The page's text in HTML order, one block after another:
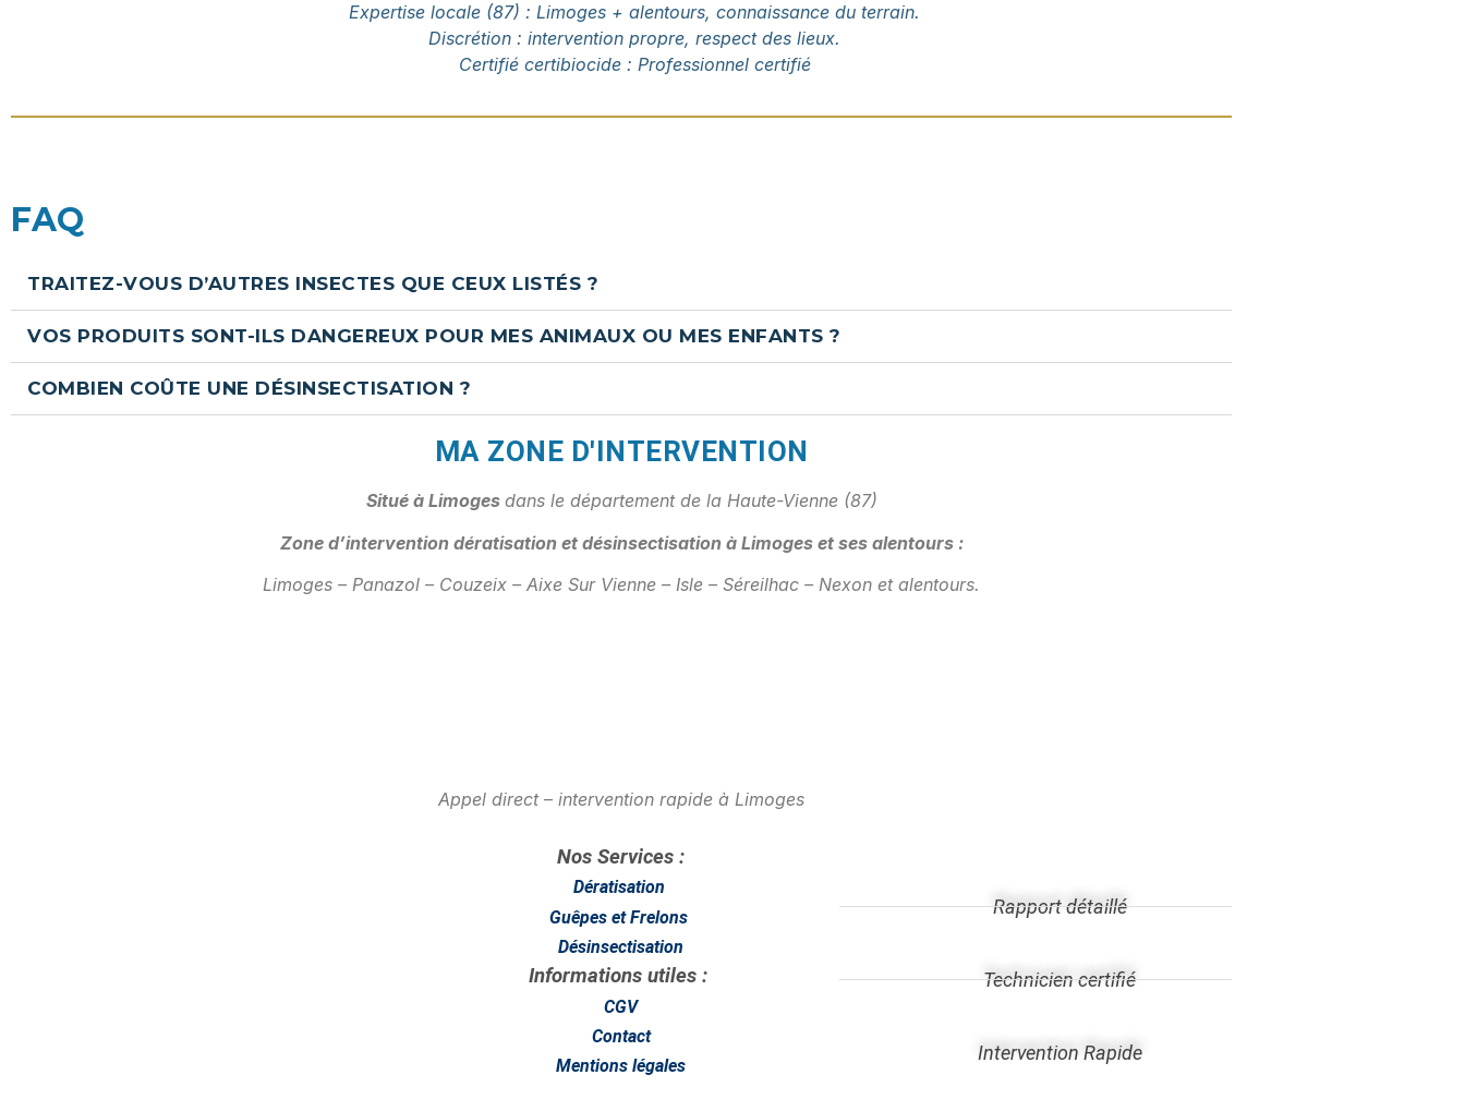
Expertise locale (87) : Limoges + alentours, connaissance du terrain.
Discrétion : intervention propre, respect des lieux.
Certifié certibiocide : Professionnel certifié
FAQ
TRAITEZ-VOUS D’AUTRES INSECTES QUE CEUX LISTÉS ?
VOS PRODUITS SONT-ILS DANGEREUX POUR MES ANIMAUX OU MES ENFANTS ?
COMBIEN COÛTE UNE DÉSINSECTISATION ?
MA ZONE D'INTERVENTION
Situé à Limoges dans le département de la Haute-Vienne (87)
Zone d’intervention dératisation et désinsectisation à Limoges et ses alentours :
Limoges – Panazol – Couzeix – Aixe Sur Vienne – Isle – Séreilhac – Nexon et alentours.
Appel direct – intervention rapide à Limoges
Nos Services :
Dératisation
Guêpes et Frelons
Désinsectisation
Informations utiles :
CGV
Contact
Mentions légales
Rapport détaillé
Technicien certifié
Intervention Rapide